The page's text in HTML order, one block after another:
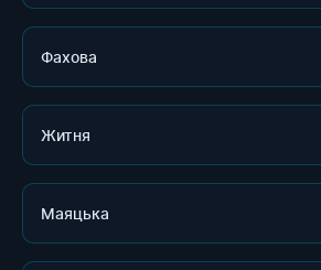
Фахова
Житня
Маяцька